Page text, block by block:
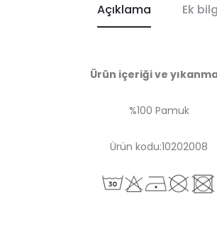
Açıklama Ek
Ürün içeriği ve
%100 Pamuk
Ürün kodu:10202008